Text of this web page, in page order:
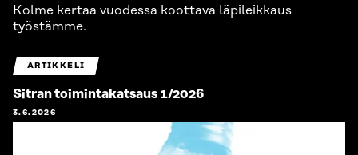
Kolme kertaa vuodessa koottava läpileikkaus
työstämme.
ARTIKKELI
Sitran toimintakatsaus 1/2026
3.6.2026